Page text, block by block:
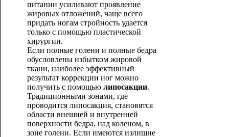
питании усиливают проявление
жировых отложений, чаще всего
придать ногам стройность удается
только с помощью пластической
хирургии.
Если полные голени и полные бедра
обусловлены избытком жировой
ткани, наиболее эффективный
результат коррекции ног можно
получить с помощью липосакции.
Традиционными зонами, где
проводится липосакция, становятся
области внешней и внутренней
поверхности бедра, над коленом, в
зоне голени. Если имеются излишне